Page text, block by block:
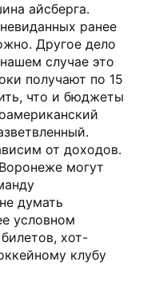
айсберга.
ранее
Другое дело
случае это
получают по 15
что и бюджеты
от доходов.
могут
думать
условном
хот-
клубу